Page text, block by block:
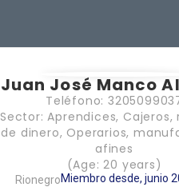
Juan José Manco
Teléfono:
Sector: Aprendices, Cajeros,
de dinero, Operarios,
afines
(Age: 20 years)
RionegroMiembro desde, junio